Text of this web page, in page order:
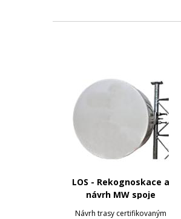
LOS - Rekognoskace a
návrh MW spoje
Návrh trasy certifikovaným